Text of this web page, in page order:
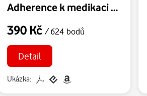
Adherence k medikaci kardiovaskulárních onemocnění v praxi
390 Kč / 624 bodů
Detail
Ukázka: